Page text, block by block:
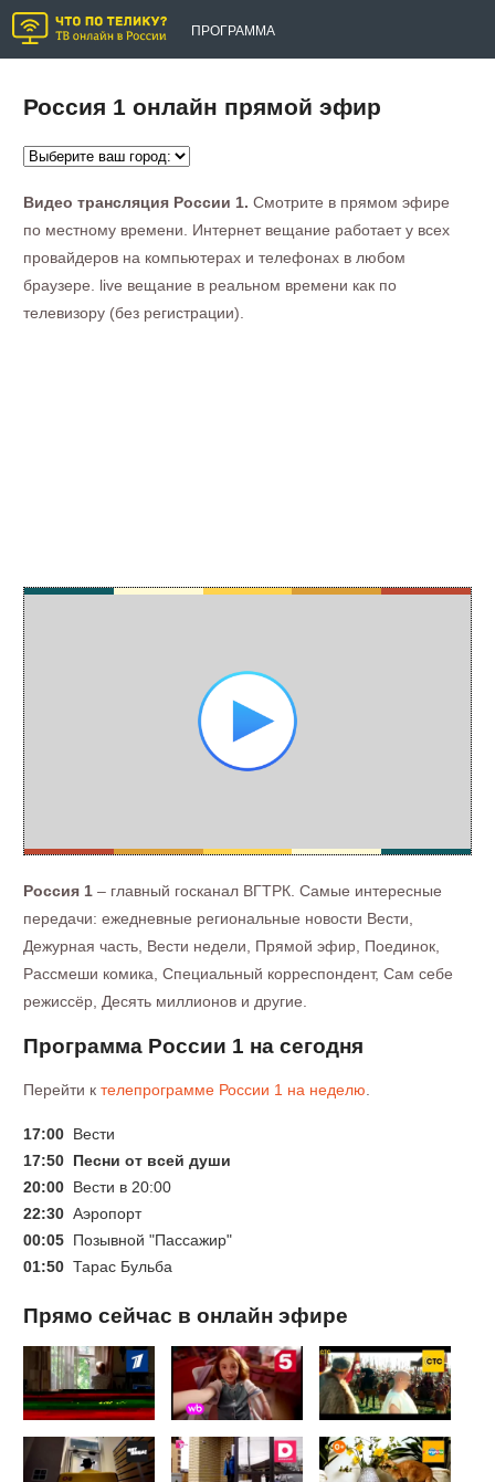
ПРОГРАММА
Россия 1 онлайн прямой эфир
Видео трансляция России 1. Смотрите в прямом эфире
по местному времени. Интернет вещание работает у всех
провайдеров на компьютерах и телефонах в любом
браузере. live вещание в реальном времени как по
телевизору (без регистрации).
Россия 1 – главный госканал ВГТРК. Самые интересные
передачи: ежедневные региональные новости Вести,
Дежурная часть, Вести недели, Прямой эфир, Поединок,
Рассмеши комика, Специальный корреспондент, Сам себе
режиссёр, Десять миллионов и другие.
Программа России 1 на сегодня
Перейти ктелепрограмме России 1 на неделю.
17:00 Вести
17:50 Песни от всей души
20:00 Вести в 20:00
22:30 Аэропорт
00:05 Позывной "Пассажир"
01:50 Тарас Бульба
Прямо сейчас в онлайн эфире